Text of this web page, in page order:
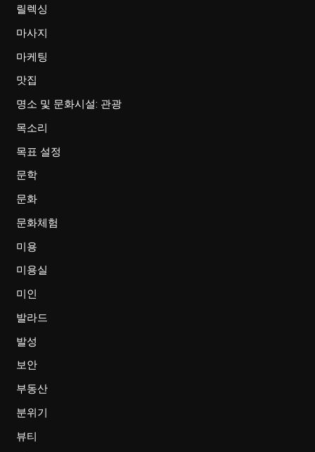
릴렉싱
마사지
마케팅
맛집
명소 및 문화시설: 관광
목소리
목표 설정
문학
문화
문화체험
미용
미용실
미인
발라드
발성
보안
부동산
분위기
뷰티